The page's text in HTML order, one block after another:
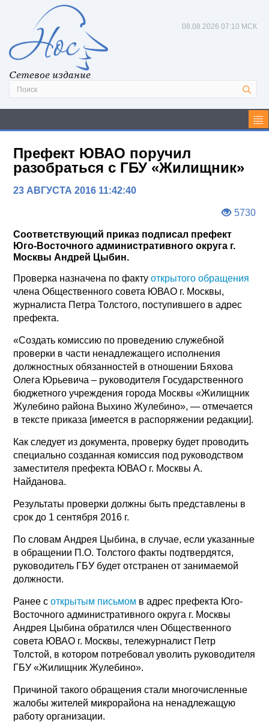
Сетевое издание
08.08.2026 07:10 МСК
Префект ЮВАО поручил
разобраться с ГБУ «Жилищник»
23 АВГУСТА 2016 11:42:40
5730
Соответствующий приказ подписал префект
Юго-Восточного административного округа г.
Москвы Андрей Цыбин.
Проверка назначена по фактуоткрытого обращения
члена Общественного совета ЮВАО г. Москвы,
журналиста Петра Толстого, поступившего в адрес
префекта.
«Создать комиссию по проведению служебной
проверки в части ненадлежащего исполнения
должностных обязанностей в отношении Бяхова
Олега Юрьевича – руководителя Государственного
бюджетного учреждения города Москвы «Жилищник
Жулебино района Выхино Жулебино», — отмечается
в тексте приказа [имеется в распоряжении редакции].
Как следует из документа, проверку будет проводить
специально созданная комиссия под руководством
заместителя префекта ЮВАО г. Москвы А.
Найданова.
Результаты проверки должны быть представлены в
срок до 1 сентября 2016 г.
По словам Андрея Цыбина, в случае, если указанные
в обращении П.О. Толстого факты подтвердятся,
руководитель ГБУ будет отстранен от занимаемой
должности.
Ранее соткрытым письмом в адрес префекта Юго-
Восточного административного округа г. Москвы
Андрея Цыбина обратился член Общественного
совета ЮВАО г. Москвы, тележурналист Петр
Толстой, в котором потребовал уволить руководителя
ГБУ «Жилищник Жулебино».
Причиной такого обращения стали многочисленные
жалобы жителей микрорайона на ненадлежащую
работу организации.